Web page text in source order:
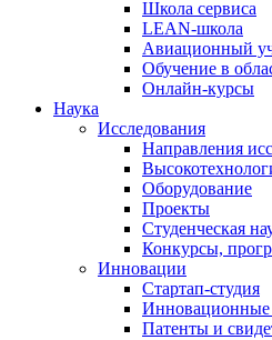
Школа сервиса
LEAN-школа
Авиационный
Обучение в
Онлайн-курсы
Наука
Исследования
Направления
Оборудование
Проекты
Студенческая
Конкурсы,
Инновации
Стартап-студия
Инновационные
Патенты и